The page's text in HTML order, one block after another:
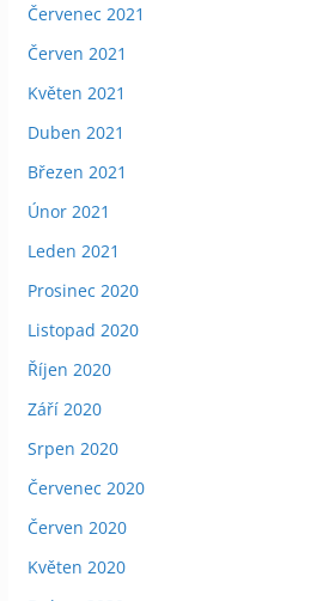
Červenec 2021
Červen 2021
Květen 2021
Duben 2021
Březen 2021
Únor 2021
Leden 2021
Prosinec 2020
Listopad 2020
Říjen 2020
Září 2020
Srpen 2020
Červenec 2020
Červen 2020
Květen 2020